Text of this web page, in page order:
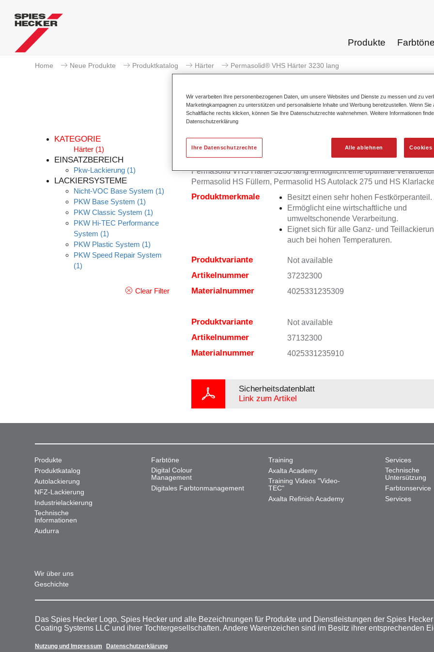
Produkte
Home Neue Produkte Produktkatalog Härter Permasolid® VHS Härter 3230 lang
KATEGORIE
Härter (1)
EINSATZBEREICH
Pkw-Lackierung (1)
LACKIERSYSTEME
Nicht-VOC Base System (1)
PKW Base System (1)
PKW Classic System (1)
PKW Hi-TEC Performance
System (1)
PKW Plastic System (1)
PKW Speed Repair System
(1)
Clear Filter
Permasolid VHS Härter 3230 lang ermöglicht eine optimale
Permasolid HS Füllern, Permasolid HS Autolack 275 und HS
Produktmerkmale
Besitzt einen sehr hohen Festkörperanteil.
Ermöglicht eine wirtschaftliche und
umweltschonende Verarbeitung.
Eignet sich für alle Ganz- und
auch bei hohen Temperaturen.
Produktvariante Not available
Artikelnummer 37232300
Materialnummer 4025331235309
Produktvariante Not available
Artikelnummer 37132300
Materialnummer 4025331235910
Sicherheitsdatenblatt
Link zum Artikel
Produkte
Produktkatalog
Autolackierung
NFZ-Lackierung
Industrielackierung
Technische
Informationen
Audurra
Farbtöne
Digital Colour
Management
Digitales Farbtonmanagement
Training
Axalta Academy
Training Videos "Video-
TEC"
Axalta Refinish Academy
Services
Technische
Untersützung
Farbtonservice
Services
Wir über uns
Geschichte
Das Spies Hecker Logo, Spies Hecker und alle Bezeichnungen für Produkte und Dienstleistungen der Spies
Coating Systems LLC und ihrer Tochtergesellschaften. Andere Warenzeichen sind im Besitz ihrer entsprechenden
Nutzung und Impressum Datenschutzerklärung
Wir verarbeiten Ihre personenbezogenen Daten, um unsere Websites und Dienste zu messen und zu
Marketingkampagnen zu unterstützen und personalisierte Inhalte und Werbung bereitzustellen. Wenn Sie
Schaltfläche rechts klicken, können Sie Ihre Datenschutzrechte wahrnehmen. Weitere Informationen
Datenschutzerklärung
Alle ablehnen Cookies
Ihre Datenschutzrechte